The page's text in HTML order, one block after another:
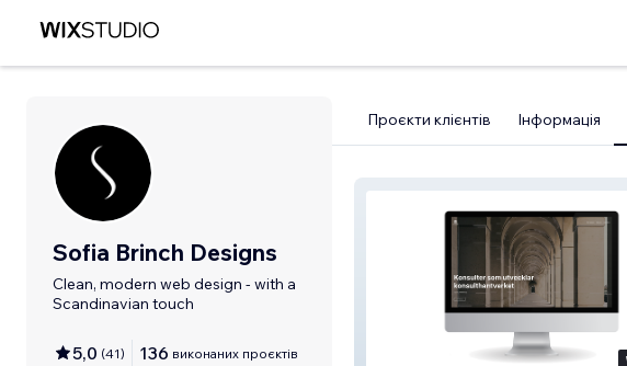
Sofia Brinch Designs
Clean, modern web design - with a
Scandinavian touch
5,0 (41) 136 виконаних проєктів
Проєкти клієнтів Інформація